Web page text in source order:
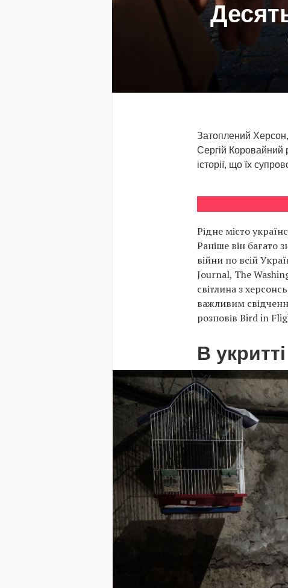
Затоплений
Сергій Коровайний
історії, що їх
Рідне місто
Раніше він багато
війни по всій
Journal, The
світлина з
важливим
розповів Bird in
В укритті